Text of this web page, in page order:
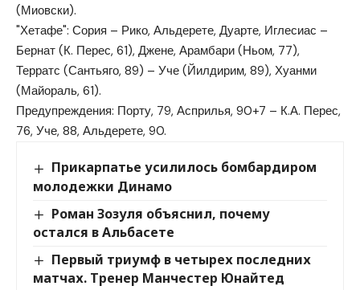
(Миовски).
"Хетафе": Сория – Рико, Альдерете, Дуарте, Иглесиас –
Бернат (К. Перес, 61), Джене, Арамбари (Ньом, 77),
Терратс (Сантьяго, 89) – Уче (Йилдирим, 89), Хуанми
(Майораль, 61).
Предупреждения: Порту, 79, Асприлья, 90+7 – К.А. Перес,
76, Уче, 88, Альдерете, 90.
Прикарпатье усилилось бомбардиром
молодежки Динамо
Роман Зозуля объяснил, почему
остался в Альбасете
Первый триумф в четырех последних
матчах. Тренер Манчестер Юнайтед